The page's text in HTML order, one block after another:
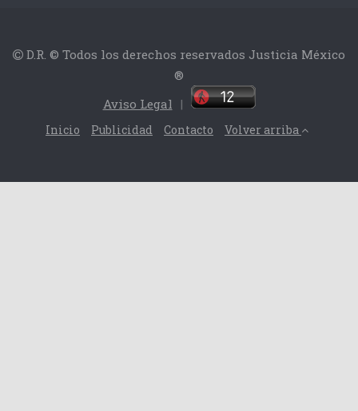
D.R. © Todos los derechos reservados Justicia México
®
Aviso Legal |
Inicio Publicidad Contacto Volver arriba